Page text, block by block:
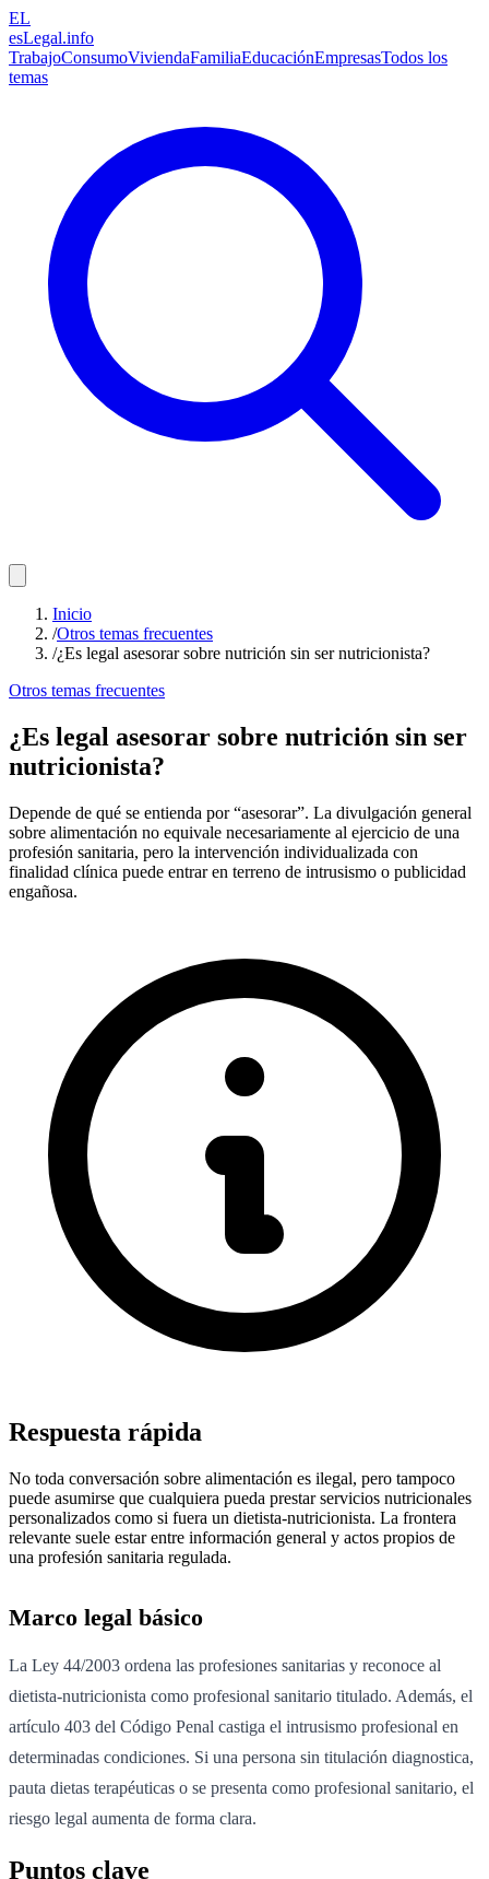
EL
esLegal.info
TrabajoConsumoViviendaFamiliaEducaciónEmpresasTodos los
temas
Inicio
/Otros temas frecuentes
/¿Es legal asesorar sobre nutrición sin ser nutricionista?
Otros temas frecuentes
¿Es legal asesorar sobre nutrición sin ser
nutricionista?
Depende de qué se entienda por “asesorar”. La divulgación general
sobre alimentación no equivale necesariamente al ejercicio de una
profesión sanitaria, pero la intervención individualizada con
finalidad clínica puede entrar en terreno de intrusismo o publicidad
engañosa.
Respuesta rápida
No toda conversación sobre alimentación es ilegal, pero tampoco
puede asumirse que cualquiera pueda prestar servicios nutricionales
personalizados como si fuera un dietista-nutricionista. La frontera
relevante suele estar entre información general y actos propios de
una profesión sanitaria regulada.
Marco legal básico
La Ley 44/2003 ordena las profesiones sanitarias y reconoce al
dietista-nutricionista como profesional sanitario titulado. Además, el
artículo 403 del Código Penal castiga el intrusismo profesional en
determinadas condiciones. Si una persona sin titulación diagnostica,
pauta dietas terapéuticas o se presenta como profesional sanitario, el
riesgo legal aumenta de forma clara.
Puntos clave